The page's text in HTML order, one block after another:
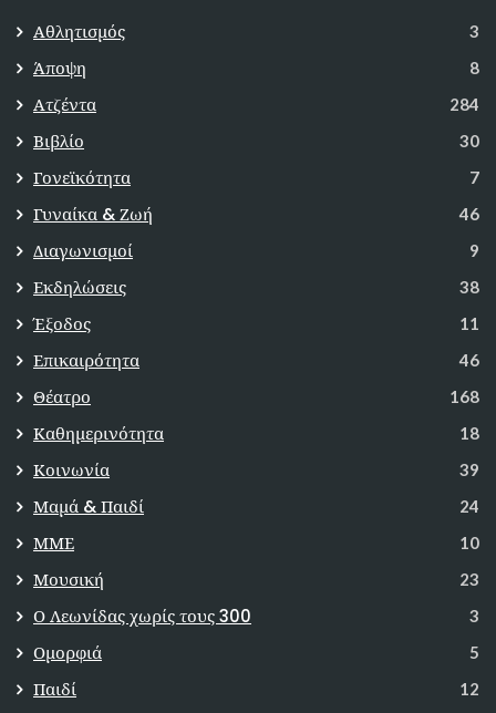
Αθλητισμός 3
Άποψη 8
Ατζέντα 284
Βιβλίο 30
Γονεϊκότητα 7
Γυναίκα & Ζωή 46
Διαγωνισμοί 9
Εκδηλώσεις 38
Έξοδος 11
Επικαιρότητα 46
Θέατρο 168
Καθημερινότητα 18
Κοινωνία 39
Μαμά & Παιδί 24
ΜΜΕ 10
Μουσική 23
Ο Λεωνίδας χωρίς τους 300 3
Ομορφιά 5
Παιδί 12